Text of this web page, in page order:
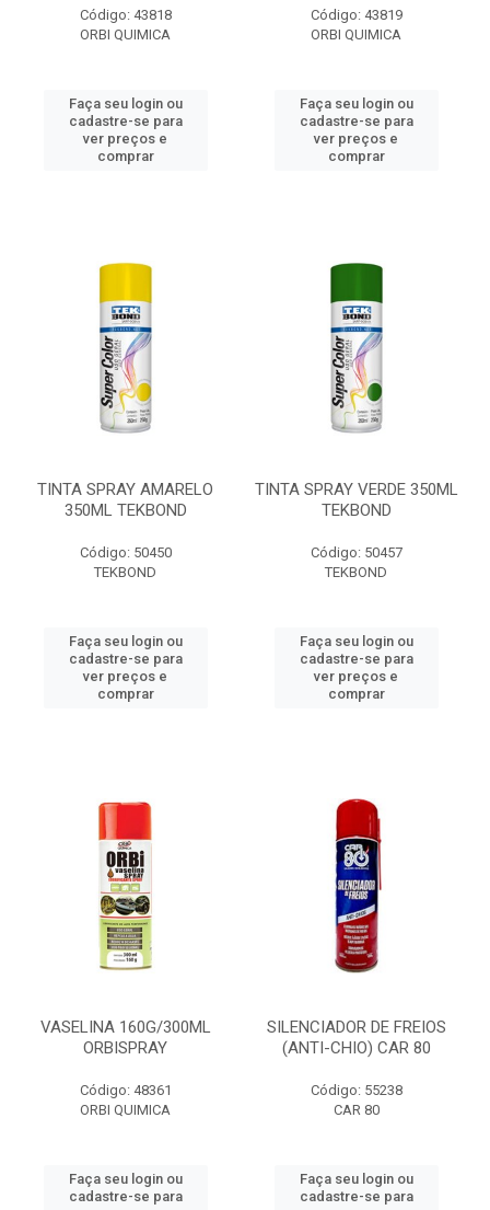
Código: 43818
ORBI QUIMICA
Faça seu login ou
cadastre-se para
ver preços e
comprar
Código: 43819
ORBI QUIMICA
Faça seu login ou
cadastre-se para
ver preços e
comprar
TINTA SPRAY AMARELO
350ML TEKBOND
Código: 50450
TEKBOND
Faça seu login ou
cadastre-se para
ver preços e
comprar
TINTA SPRAY VERDE 350ML
TEKBOND
Código: 50457
TEKBOND
Faça seu login ou
cadastre-se para
ver preços e
comprar
VASELINA 160G/300ML
ORBISPRAY
Código: 48361
ORBI QUIMICA
Faça seu login ou
cadastre-se para
SILENCIADOR DE FREIOS
(ANTI-CHIO) CAR 80
Código: 55238
CAR 80
Faça seu login ou
cadastre-se para